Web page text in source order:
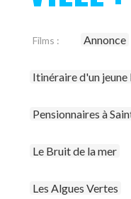
Films : Annonce
Itinéraire d'un
Pensionnaires à
Le Bruit de la mer
Les Algues Vertes